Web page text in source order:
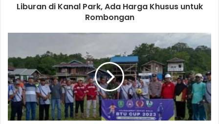
Liburan di Kanal Park, Ada Harga Khusus untuk
Rombongan